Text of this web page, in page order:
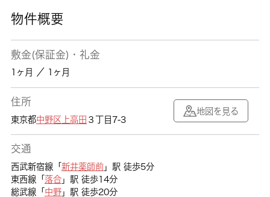
物件概要
敷金(保証金)・礼金
1ヶ月 ／ 1ヶ月
住所
東京都中野区 上高田 ３丁目7-3
地図を見る
交通
西武新宿線「 新井薬師前」駅 徒歩5分
東西線「 落合」駅 徒歩14分
総武線「 中野」駅 徒歩20分